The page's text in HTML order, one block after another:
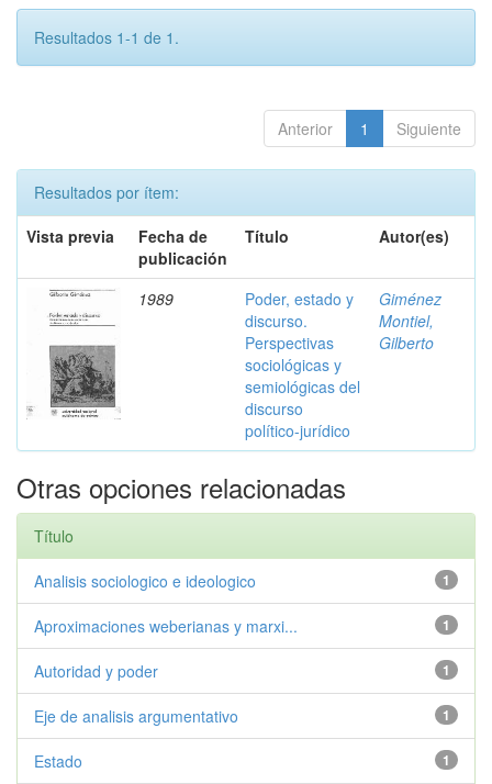
Resultados 1-1 de 1.
Anterior 1 Siguiente
Resultados por ítem:
Vista previa
Fecha de
publicación
Título Autor(es)
1989
Poder, estado y
discurso.
Perspectivas
sociológicas y
semiológicas del
discurso
político-jurídico
Giménez
Montiel,
Gilberto
Otras opciones relacionadas
Título
1
Analisis sociologico e ideologico
1
Aproximaciones weberianas y marxi...
1
Autoridad y poder
1
Eje de analisis argumentativo
1
Estado